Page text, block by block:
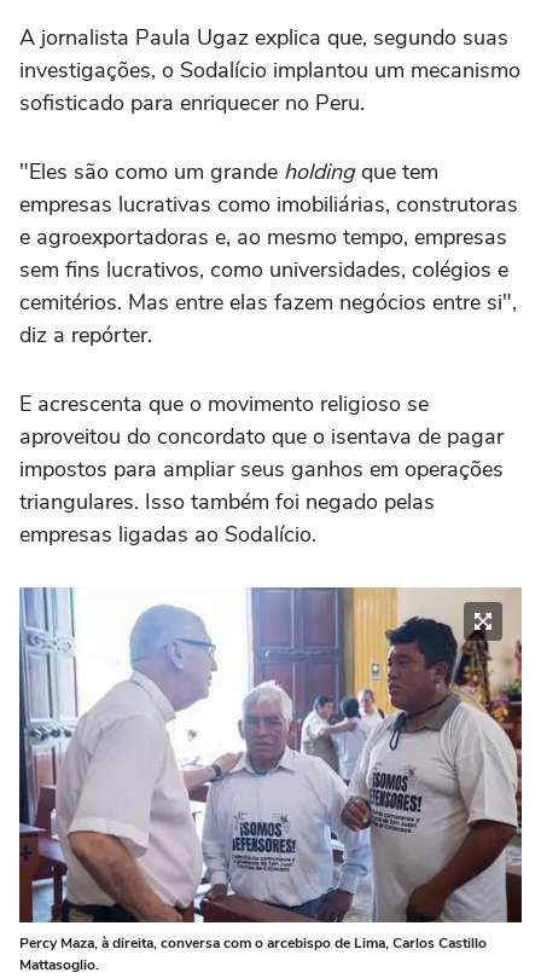
A jornalista Paula Ugaz explica que, segundo suas
investigações, o Sodalício implantou um mecanismo
sofisticado para enriquecer no Peru.
"Eles são como um grande holdingque tem
empresas lucrativas como imobiliárias, construtoras
e agroexportadoras e, ao mesmo tempo, empresas
sem fins lucrativos, como universidades, colégios e
cemitérios. Mas entre elas fazem negócios entre si",
diz a repórter.
E acrescenta que o movimento religioso se
aproveitou do concordato que o isentava de pagar
impostos para ampliar seus ganhos em operações
triangulares. Isso também foi negado pelas
empresas ligadas ao Sodalício.
Percy Maza, à direita, conversa com o arcebispo de Lima, Carlos Castillo
Mattasoglio.